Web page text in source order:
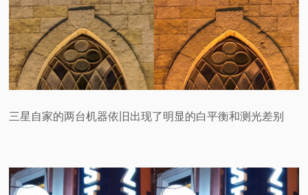
三星自家的两台机器依旧出现了明显的白平衡和测光差别